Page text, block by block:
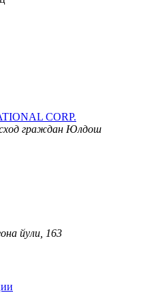
CORP.
сход граждан Юлдош
йули, 163